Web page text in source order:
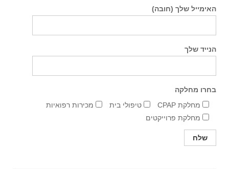
האימייל שלך (חובה)
הנייד שלך
בחרו מחלקה
מחלקת CPAP
טיפולי בית
מכירות רפואיות
מחלקת פרוייקטים